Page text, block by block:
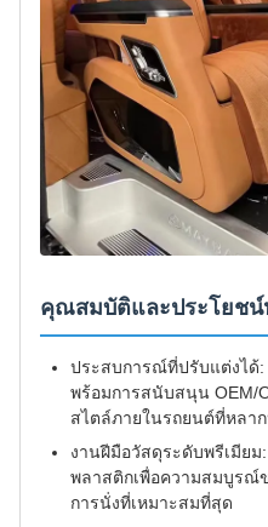
คุณสมบัติและประโยชน์
ประสบการณ์ที่ปรับแต่งได้
พร้อมการสนับสนุน OEM/
สไตล์ภายในรถยนต์ที่หลา
งานฝีมือวัสดุระดับพรีเมีย
พลาสติกเพื่อความสมบูรณ์
การนั่งที่เหมาะสมที่สุด